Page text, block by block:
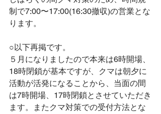
制で7:00〜17:00(16:30撤収)の営業とな
ります。
○以下再掲です。
５月になりましたので本来は6時開場、
18時閉鎖が基本ですが、クマは朝夕に
活動が活発になることから、当面の間
は7時開場、17時閉鎖とさせていただき
ます。またクマ対策での受付方法とな